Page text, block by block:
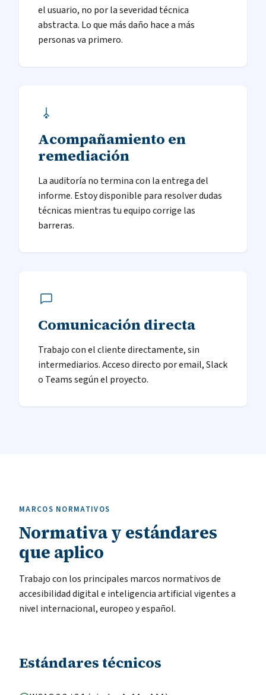
el usuario, no por la severidad técnica
abstracta. Lo que más daño hace a más
personas va primero.
Acompañamiento en
remediación
La auditoría no termina con la entrega del
informe. Estoy disponible para resolver dudas
técnicas mientras tu equipo corrige las
barreras.
Comunicación directa
Trabajo con el cliente directamente, sin
intermediarios. Acceso directo por email, Slack
o Teams según el proyecto.
MARCOS NORMATIVOS
Normativa y estándares
que aplico
Trabajo con los principales marcos normativos de
accesibilidad digital e inteligencia artificial vigentes a
nivel internacional, europeo y español.
Estándares técnicos